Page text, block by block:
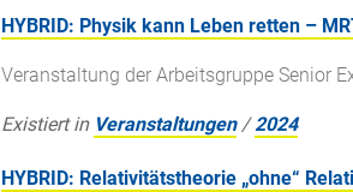
HYBRID: Physik kann Leben retten –
Veranstaltung der Arbeitsgruppe Senior
Existiert in Veranstaltungen /2024
HYBRID: Relativitätstheorie „ohne“